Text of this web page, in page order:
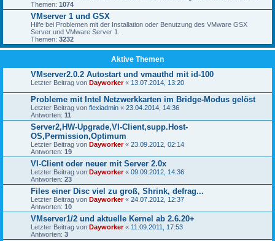
Themen: 1074
VMserver 1 und GSX
Hilfe bei Problemen mit der Installation oder Benutzung des VMware GSX
Server und VMware Server 1.
Themen: 3232
Aktive Themen
VMserver2.0.2 Autostart und vmauthd mit id-100
Letzter Beitrag von Dayworker« 13.07.2014, 13:20
Probleme mit Intel Netzwerkkarten im Bridge-Modus gelöst
Letzter Beitrag von flexiadmin « 23.04.2014, 14:36
Antworten: 11
Server2,HW-Upgrade,VI-Client,supp.Host-
OS,Permission,Optimum
Letzter Beitrag von Dayworker« 23.09.2012, 02:14
Antworten: 19
VI-Client oder neuer mit Server 2.0x
Letzter Beitrag von Dayworker« 09.09.2012, 14:36
Antworten: 23
Files einer Disc viel zu groß, Shrink, defrag...
Letzter Beitrag von Dayworker« 24.07.2012, 12:37
Antworten: 10
VMserver1/2 und aktuelle Kernel ab 2.6.20+
Letzter Beitrag von Dayworker« 11.09.2011, 17:53
Antworten: 3